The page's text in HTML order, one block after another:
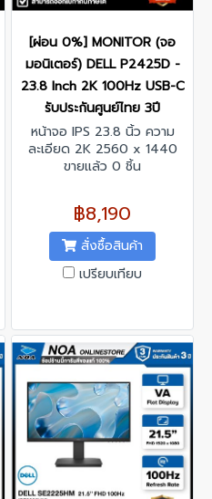
[ผ่อน 0%] MONITOR (จอ
มอนิเตอร์) DELL P2425D -
23.8 Inch 2K 100Hz USB-C
รับประกันศูนย์ไทย 3ปี
หน้าจอ IPS 23.8 นิ้ว ความ
ละเอียด 2K 2560 x 1440
รีเฟรชเรทสูงสุด 100 Hz
ขายแล้ว 0 ชิ้น
฿8,190
สั่งซื้อสินค้า
เปรียบเทียบ